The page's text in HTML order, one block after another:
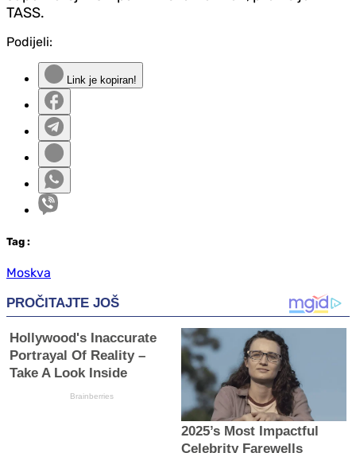
TASS.
Podijeli:
Link je kopiran!
Tag :
Moskva